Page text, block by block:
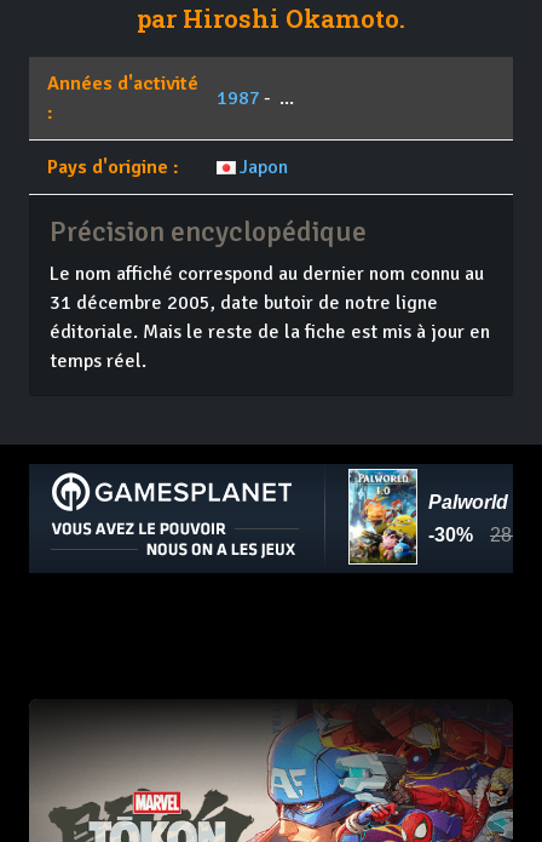
par Hiroshi Okamoto.
Années d'activité
:
1987 - ...
Pays d'origine : Japon
Précision encyclopédique
Le nom affiché correspond au dernier nom connu au
31 décembre 2005, date butoir de notre ligne
éditoriale. Mais le reste de la fiche est mis à jour en
temps réel.